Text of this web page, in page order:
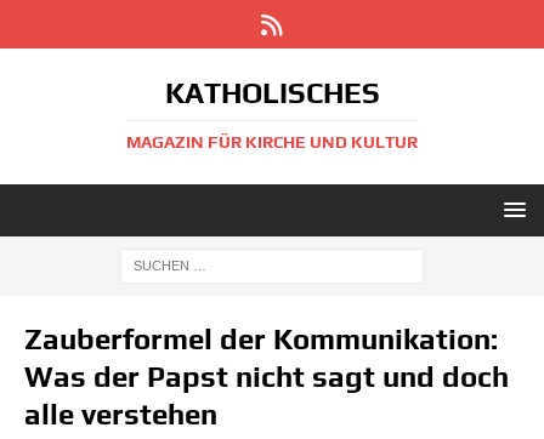
KATHOLISCHES
MAGAZIN FÜR KIRCHE UND KULTUR
Zauberformel der Kommunikation:
Was der Papst nicht sagt und doch
alle verstehen